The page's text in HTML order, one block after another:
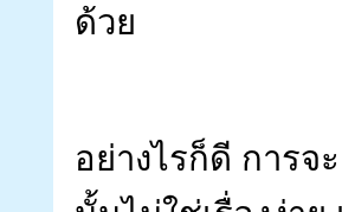
ด้วย
อย่างไรก็ดี การจ